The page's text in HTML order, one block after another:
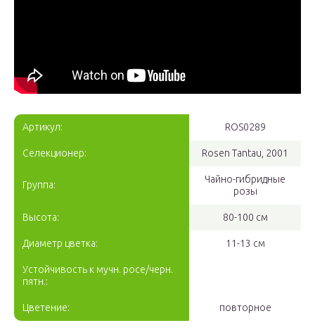
Артикул: ROS0289
Селекционер: Rosen Tantau, 2001
Группа:
Чайно-гибридные
розы
Высота: 80-100 см
Диаметр цветка: 11-13 см
Устойчивость к мучн. росе/черн.
пятн.:
Цветение: повторное